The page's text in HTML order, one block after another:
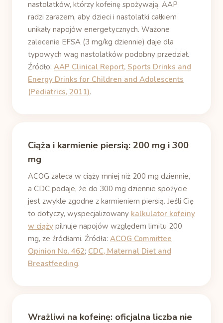
nastolatków, którzy kofeinę spożywają. AAP
radzi zarazem, aby dzieci i nastolatki całkiem
unikały napojów energetycznych. Ważone
zalecenie EFSA (3 mg/kg dziennie) daje dla
typowych wag nastolatków podobny przedział.
Źródło: AAP Clinical Report, Sports Drinks and
Energy Drinks for Children and Adolescents
(Pediatrics, 2011).
Ciąża i karmienie piersią: 200 mg i 300
mg
ACOG zaleca w ciąży mniej niż 200 mg dziennie,
a CDC podaje, że do 300 mg dziennie spożycie
jest zwykle zgodne z karmieniem piersią. Jeśli Cię
to dotyczy, wyspecjalizowany kalkulator kofeiny
w ciąży pilnuje napojów względem limitu 200
mg, ze źródłami. Źródła: ACOG Committee
Opinion No. 462; CDC, Maternal Diet and
Breastfeeding.
Wrażliwi na kofeinę: oficjalna liczba nie